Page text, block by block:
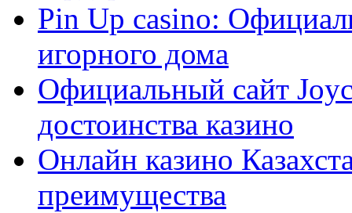
Pin Up casino:
игорного дома
Официальный сайт
достоинства казино
Онлайн казино
преимущества